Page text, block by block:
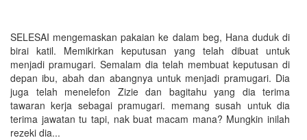
SELESAI mengemaskan pakaian ke dalam beg, Hana duduk di
birai katil. Memikirkan keputusan yang telah dibuat untuk
menjadi pramugari. Semalam dia telah membuat keputusan di
depan ibu, abah dan abangnya untuk menjadi pramugari. Dia
juga telah menelefon Zizie dan bagitahu yang dia terima
tawaran kerja sebagai pramugari. memang susah untuk dia
terima jawatan tu tapi, nak buat macam mana? Mungkin inilah
rezeki dia...